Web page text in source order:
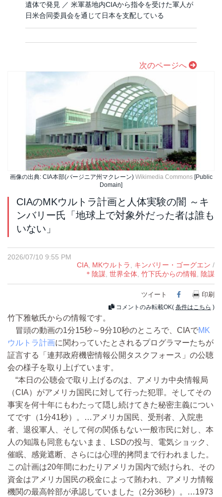
遺体で発見 ／ 米軍基地内CIAから指令を受けた軍人が
日米合同委員会を通じて日本を支配している
次のページへ
画像の出典: CIA本部(バージニア州マクレーン) Wikimedia Commons[Public
Domain]
CIAのMKウルトラ計画と人体実験の闇 ～キ
ンバリー氏「地球上で対象外だった者は誰も
いない」
2026/07/10 9:55 PM
CIA, MKウルトラ, キンバリー・ゴーグエン /
＊陰謀, 世界全体, 竹下氏からの情報, 陰謀
ツイート Facebook
印刷
コメントのみ転載OK( 条件はこちら )
竹下雅敏氏からの情報です。
冒頭の動画の1分15秒～9分10秒のところで、CIAでMK
ウルトラ計画に関わっていたとされるプログラマーたちが
証言する「連邦政府機密情報公開タスクフォース」の公聴
会の様子を取り上げています。
“本日の公聴会で取り上げるのは、アメリカ中央情報局
（CIA）がアメリカ国民に対して行った犯罪。そしてその
事実を何十年にもわたって隠し続けてきた秘密主義につい
てです（1分41秒）。…アメリカ国民、受刑者、入院患
者、退役軍人、そして何の関係もない一般市民に対し、本
人の知識も同意もないまま、LSDの投与、電気ショック、
催眠、感覚遮断、さらには心理的拷問まで行われました。
この計画は20年間にわたりアメリカ国内で続けられ、その
資金はアメリカ国民の税金によって賄われ、アメリカ情報
機関の最高幹部が承認していました（2分36秒）。…1973